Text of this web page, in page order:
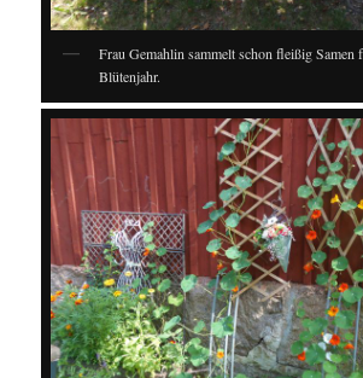
Frau Gemahlin sammelt schon fleißig Samen
Blütenjahr.